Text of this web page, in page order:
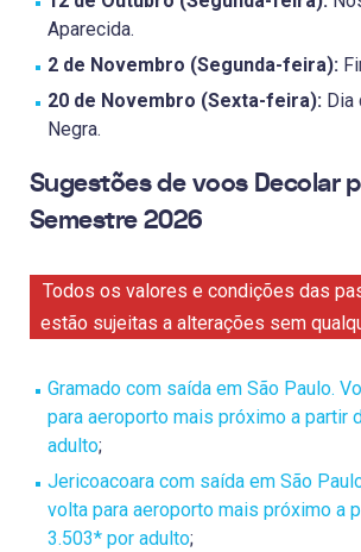
Aparecida.
2 de Novembro (Segunda-feira):
20 de Novembro (Sexta-feira): Dia
Negra.
Sugestões de voos Decolar
Semestre 2026
Todos os valores e condições das
estão sujeitas a alterações sem
Gramado com saída em São Paulo.
para aeroporto mais próximo a partir
adulto;
Jericoacoara com saída em São
volta para aeroporto mais próximo a
3.503* por adulto;